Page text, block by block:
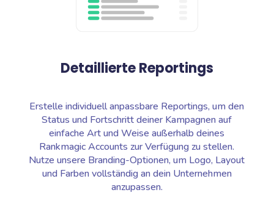
Detaillierte Reportings
Erstelle individuell anpassbare Reportings, um den
Status und Fortschritt deiner Kampagnen auf
einfache Art und Weise außerhalb deines
Rankmagic Accounts zur Verfügung zu stellen.
Nutze unsere Branding-Optionen, um Logo, Layout
und Farben vollständig an dein Unternehmen
anzupassen.